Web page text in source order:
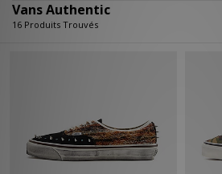
Vans Authentic
16 Produits Trouvés